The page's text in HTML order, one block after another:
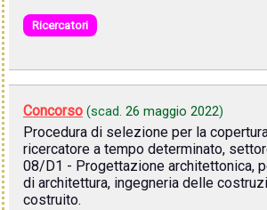
Ricercatori
Concorso (scad. 26 maggio 2022)
Procedura di selezione per la
ricercatore a tempo determinato,
08/D1 - Progettazione architettonica,
di architettura, ingegneria delle
costruito.